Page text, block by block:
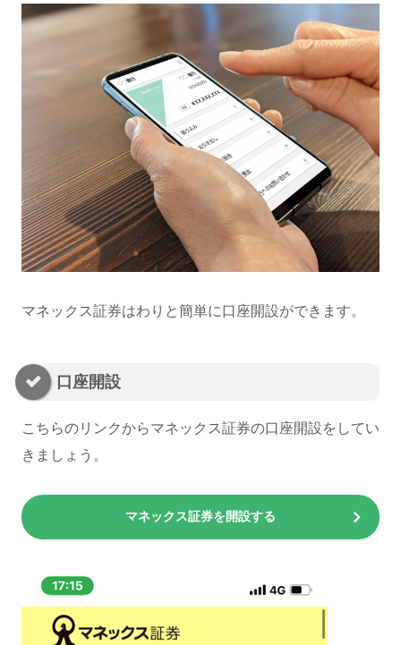
マネックス証券はわりと簡単に口座開設ができます。
口座開設
こちらのリンクからマネックス証券の口座開設をしてい
きましょう。
マネックス証券を開設する